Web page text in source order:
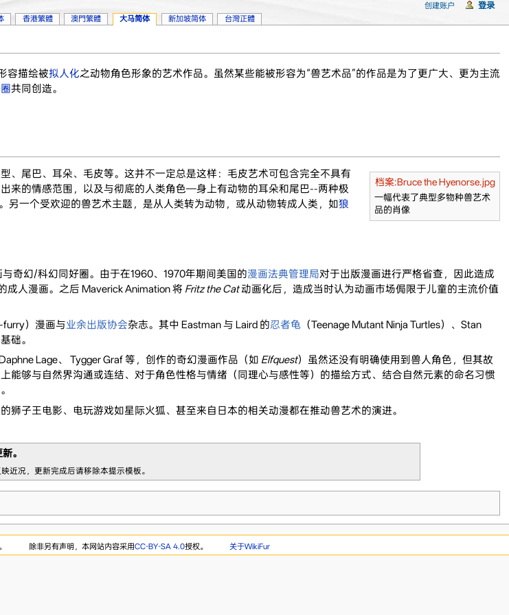
容描绘被拟人化之动物角色形象的艺术作品。虽然某些能被形容为“兽艺术品”的作品是为了更广大、更为主流
共同创造。
档案:Bruce the Hyenorse.jpg
一幅代表了典型多物种兽艺术
品的肖像
、尾巴、耳朵、毛皮等。这并不一定总是这样：毛皮艺术可包含完全不具有
来的情感范围，以及与彻底的人类角色—身上有动物的耳朵和尾巴--两种极
另一个受欢迎的兽艺术主题，是从人类转为动物，或从动物转成人类，如狼
奇幻/科幻同好圈。由于在1960、1970年期间美国的漫画法典管理局对于出版漫画进行严格省查，因此造成
成人漫画。之后 Maverick Animation 将 Fritz the Cat动画化后，造成当时认为动画市场侷限于儿童的主流价值
）漫画与业余出版协会杂志。其中 Eastman 与 Laird 的忍者龟（Teenage Mutant Ninja Turtles）、Stan
础。
Lage、 Tygger Graf 等，创作的奇幻漫画作品（如 Elfquest）虽然还没有明确使用到兽人角色，但其故
能够与自然界沟通或连结、对于角色性格与情绪（同理心与感性等）的描绘方式、结合自然元素的命名习惯
子王电影、电玩游戏如星际火狐、甚至来自日本的相关动漫都在推动兽艺术的演进。
。
近况，更新完成后请移除本提示模板。
香港繁體 澳門繁體 大马简体 新加坡简体 台灣正體
创建账户 登录
除非另有声明，本网站内容采用CC-BY-SA 4.0授权。 关于WikiFur